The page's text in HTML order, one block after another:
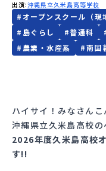
出演 沖縄県立久米島高等学校
#オープンスクール（現
# 島ぐらし #普通科
# 農業・水産系 #南国
ハイサイ！みなさんこ
沖縄県立久米島高校の
2026年度久米島高校
す!!